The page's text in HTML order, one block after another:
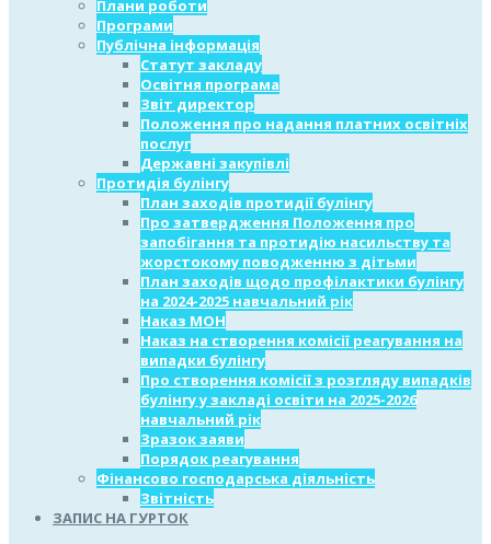
Плани роботи
Програми
Публічна інформація
Статут закладу
Освітня програма
Звіт директор
Положення про надання платних освітніх
послуг
Державні закупівлі
Протидія булінгу
План заходів протидії булінгу
Про затвердження Положення про
запобігання та протидію насильству та
жорстокому поводженню з дітьми
План заходів щодо профілактики булінгу
на 2024-2025 навчальний рік
Наказ МОН
Наказ на створення комісії реагування на
випадки булінгу
Про створення комісії з розгляду випадків
булінгу у закладі освіти на 2025-2026
навчальний рік
Зразок заяви
Порядок реагування
Фінансово господарська діяльність
Звітність
ЗАПИС НА ГУРТОК